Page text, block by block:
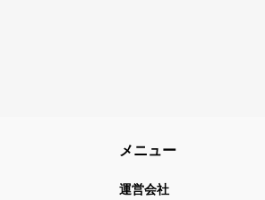
メニュー
運営会社